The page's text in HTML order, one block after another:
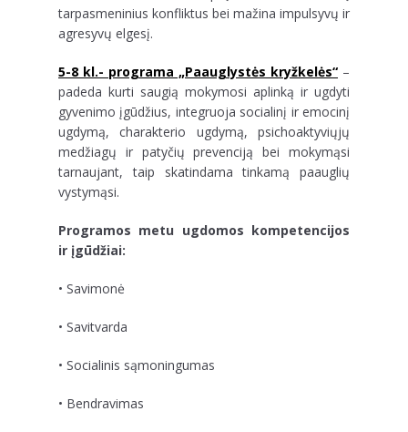
tarpasmeninius konfliktus bei mažina impulsyvų ir
agresyvų elgesį.
5-8 kl.- programa „Paauglystės kryžkelės“ –
padeda kurti saugią mokymosi aplinką ir ugdyti
gyvenimo įgūdžius, integruoja socialinį ir emocinį
ugdymą, charakterio ugdymą, psichoaktyviųjų
medžiagų ir patyčių prevenciją bei mokymąsi
tarnaujant, taip skatindama tinkamą paauglių
vystymąsi.
Programos metu ugdomos kompetencijos
ir įgūdžiai:
• Savimonė
• Savitvarda
• Socialinis sąmoningumas
• Bendravimas